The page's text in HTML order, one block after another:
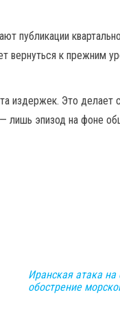
публикации
вернуться к прежним
издержек. Это делает
лишь эпизод на фоне
Иранская атака
обострение